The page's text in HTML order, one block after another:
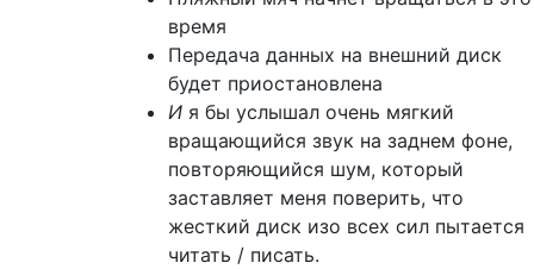
время
Передача данных на внешний диск
будет приостановлена
И я бы услышал очень мягкий
вращающийся звук на заднем фоне,
повторяющийся шум, который
заставляет меня поверить, что
жесткий диск изо всех сил пытается
читать / писать.